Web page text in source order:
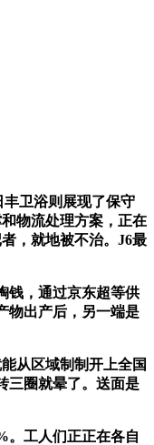
卫浴则展现了保守
物流处理方案，正在
，就地被不治。J6最
钱，通过京东超等供
物出产后，另一端是
从区域制制开上全国
三圈就晕了。送面是
工人们正正在各自